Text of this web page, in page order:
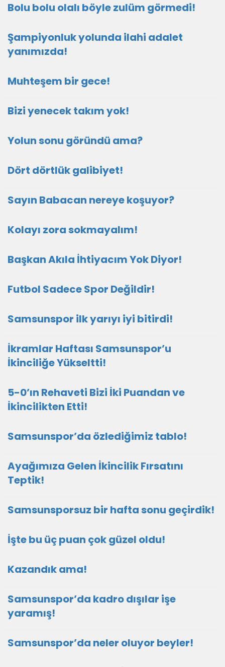
Bolu bolu olalı böyle zulüm görmedi!
Şampiyonluk yolunda ilahi adalet
yanımızda!
Muhteşem bir gece!
Bizi yenecek takım yok!
Yolun sonu göründü ama?
Dört dörtlük galibiyet!
Sayın Babacan nereye koşuyor?
Kolayı zora sokmayalım!
Başkan Akıla İhtiyacım Yok Diyor!
Futbol Sadece Spor Değildir!
Samsunspor ilk yarıyı iyi bitirdi!
İkramlar Haftası Samsunspor’u
İkinciliğe Yükseltti!
5-0’ın Rehaveti Bizi İki Puandan ve
İkincilikten Etti!
Samsunspor’da özlediğimiz tablo!
Ayağımıza Gelen İkincilik Fırsatını
Teptik!
Samsunsporsuz bir hafta sonu geçirdik!
İşte bu üç puan çok güzel oldu!
Kazandık ama!
Samsunspor’da kadro dışılar işe
yaramış!
Samsunspor’da neler oluyor beyler!